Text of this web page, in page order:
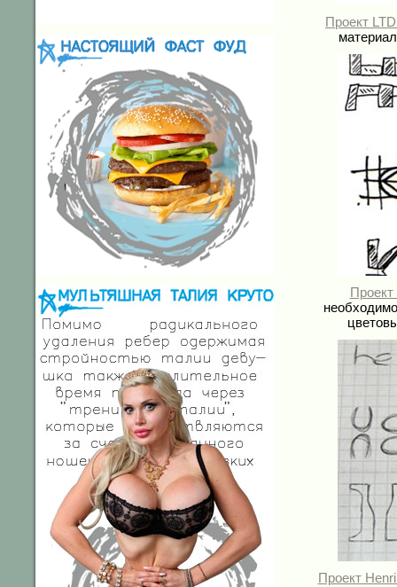
Проект
Проект